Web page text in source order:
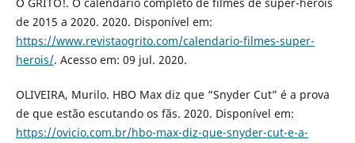
O GRITO!. O calendário completo de filmes de super-heróis
de 2015 a 2020. 2020. Disponível em:
https://www.revistaogrito.com/calendario-filmes-super-
herois/. Acesso em: 09 jul. 2020.
OLIVEIRA, Murilo. HBO Max diz que “Snyder Cut” é a prova
de que estão escutando os fãs. 2020. Disponível em:
https://ovicio.com.br/hbo-max-diz-que-snyder-cut-e-a-